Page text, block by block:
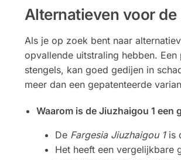
Alternatieven voor de
Als je op zoek bent naar
opvallende uitstraling hebben.
stengels, kan goed gedijen in
meer dan een gepatenteerde
Waarom is de Jiuzhaigou 1 een
De Fargesia Jiuzhaigou 1is
Het heeft een vergelijkbare